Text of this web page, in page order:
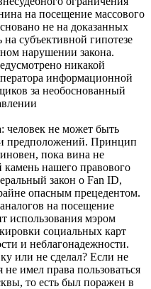
на посещение массового
не на доказанных
субъективной гипотезе
нарушении закона.
никакой
информационной
за необоснованный
не может быть
предположений. Принцип
пока вина не
камень нашего правового
закон о Fan ID,
опасным прецедентом.
на посещение
использования мэром
социальных карт
и неблагонадежности.
или не сделал? Если не
имел права пользоваться
то есть был поражен в